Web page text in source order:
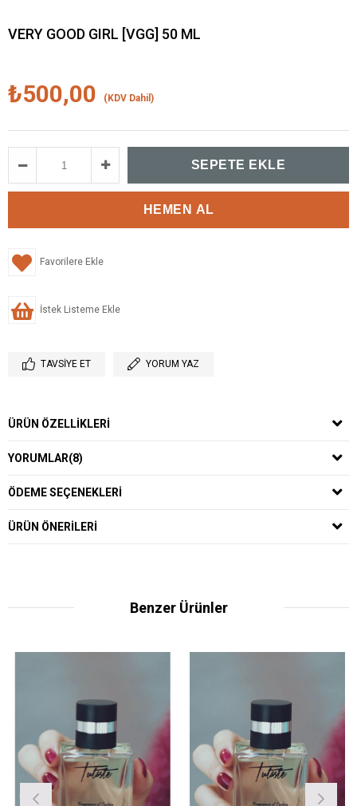
VERY GOOD GIRL [VGG] 50 ML
₺500,00 (KDV Dahil)
Favorilere Ekle
İstek Listeme Ekle
TAVSIYE ET YORUM YAZ
ÜRÜN ÖZELLIKLERI
YORUMLAR(8)
ÖDEME SEÇENEKLERI
ÜRÜN ÖNERILERI
Benzer Ürünler